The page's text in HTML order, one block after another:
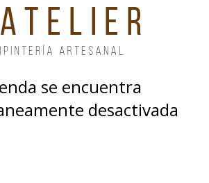
se encuentra
desactivada